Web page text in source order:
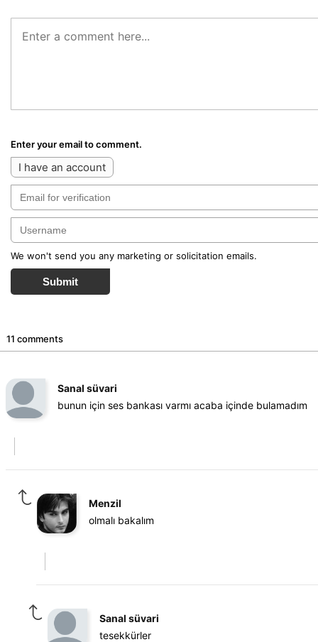
Enter your email to comment.
I have an account
We won't send you any marketing or solicitation emails.
Submit
11 comments
Sanal süvari
bunun için ses bankası varmı acaba içinde bulamadım
Menzil
olmalı bakalım
Sanal süvari
tesekkürler